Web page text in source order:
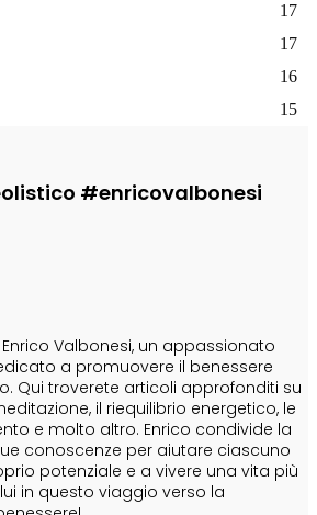
17
17
16
15
#enricovalbonesi
Valbonesi, un appassionato
a promuovere il benessere
Qui troverete articoli approfonditi su
il riequilibrio energetico, le
e molto altro. Enrico condivide la
conoscenze per aiutare ciascuno
potenziale e a vivere una vita più
in questo viaggio verso la